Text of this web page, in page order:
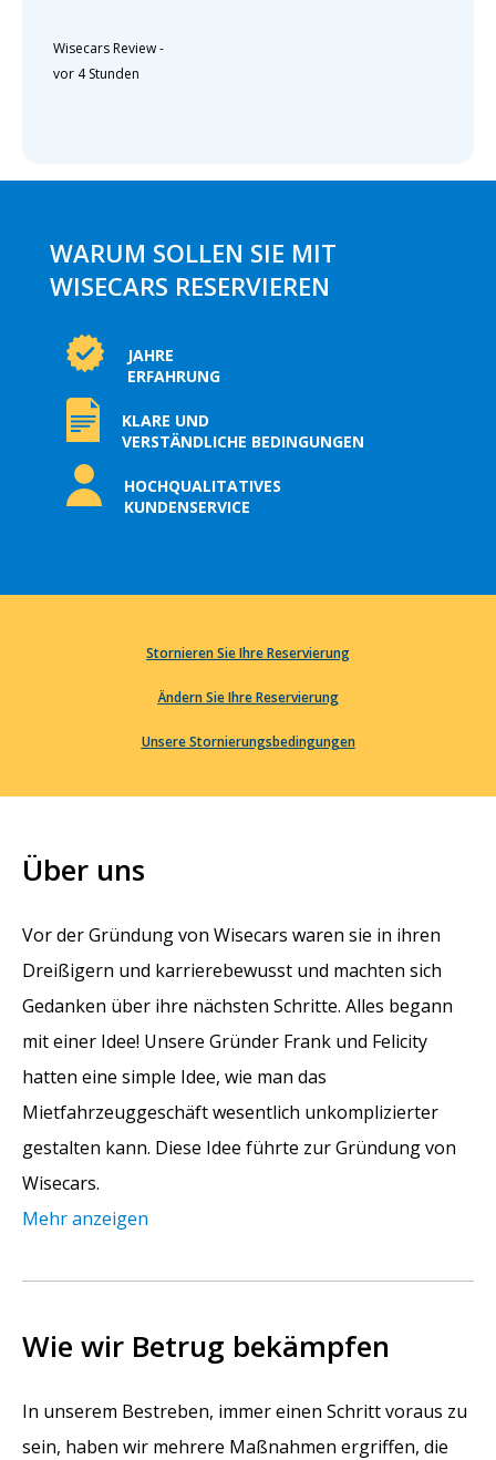
Wisecars Review-
vor 4 Stunden
WARUM SOLLEN SIE MIT
WISECARS RESERVIEREN
JAHRE
ERFAHRUNG
KLARE UND
VERSTÄNDLICHE BEDINGUNGEN
HOCHQUALITATIVES
KUNDENSERVICE
Stornieren Sie Ihre Reservierung
Ändern Sie Ihre Reservierung
Unsere Stornierungsbedingungen
Über uns
Vor der Gründung von Wisecars waren sie in ihren
Dreißigern und karrierebewusst und machten sich
Gedanken über ihre nächsten Schritte. Alles begann
mit einer Idee! Unsere Gründer Frank und Felicity
hatten eine simple Idee, wie man das
Mietfahrzeuggeschäft wesentlich unkomplizierter
gestalten kann. Diese Idee führte zur Gründung von
Wisecars.
Mehr anzeigen
Wie wir Betrug bekämpfen
In unserem Bestreben, immer einen Schritt voraus zu
sein, haben wir mehrere Maßnahmen ergriffen, die